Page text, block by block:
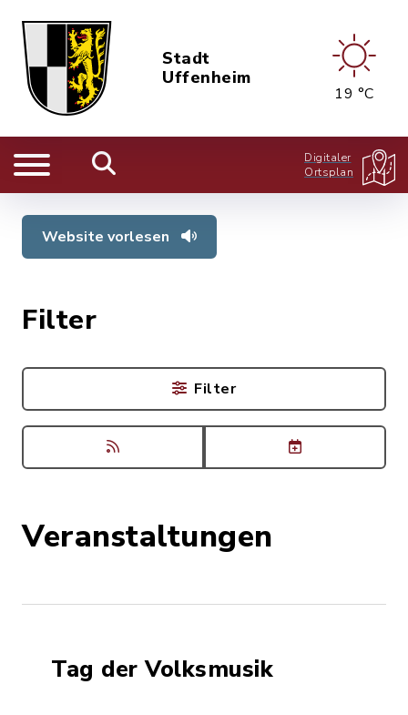
Stadt
Uffenheim
19 °C
Digitaler
Ortsplan
Website vorlesen
Veranstaltungen
Tag der Volksmusik
Filter
Filter